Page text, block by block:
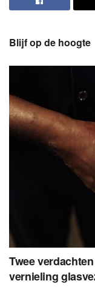
Blijf op de hoogte
Twee
vernieling